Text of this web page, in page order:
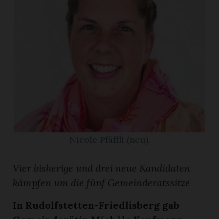
Vier bisherige und drei neue Kandidaten
kämpfen um die fünf Gemeinderatssitze
In Rudolfstetten-Friedlisberg gab